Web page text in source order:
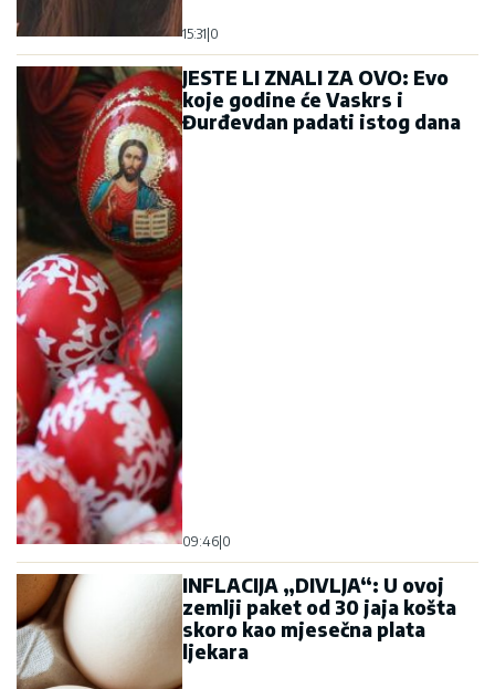
15:31 0
JESTE LI ZNALI ZA OVO: Evo
koje godine će Vaskrs i
Đurđevdan padati istog dana
09:46 0
INFLACIJA „DIVLJA“: U ovoj
zemlji paket od 30 jaja košta
skoro kao mjesečna plata
ljekara